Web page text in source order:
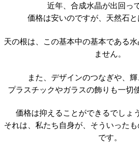
近年、合成水晶が出回っ
価格は安いのですが、天然石と
天の根は、この基本中の基本である
ません。
また、デザインのつなぎや、
プラスチックやガラスの飾りも一切
価格は抑えることができるでしょ
それは、私たち自身が、そういった
です。